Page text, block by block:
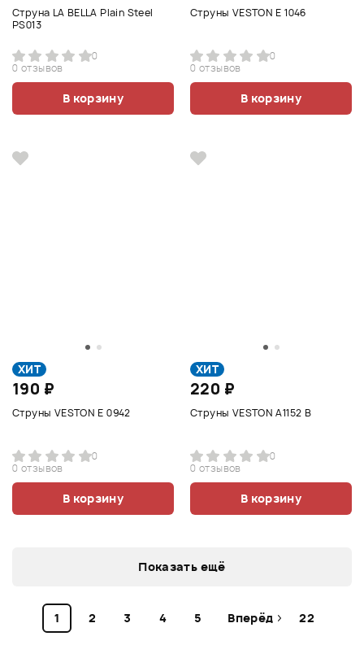
Струна LA BELLA Plain Steel
PS013
0
0 отзывов
В корзину
Струны VESTON E 1046
0
0 отзывов
В корзину
ХИТ
190 ₽
Струны VESTON E 0942
0
0 отзывов
В корзину
ХИТ
220 ₽
Струны VESTON A1152 B
0
0 отзывов
В корзину
Показать ещё
1 2 3 4 5 Вперёд 22